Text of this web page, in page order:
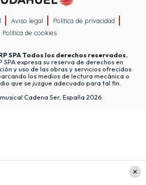
Aviso legal
Política de privacidad
Política de cookies
SPATodos los derechos reservados.
SPA expresa su reserva de derechos en
y uso de las obras y servicios ofrecidos
los medios de lectura mecánica o
que se juzgue adecuado para tal fin.
Cadena Ser, España 2026.